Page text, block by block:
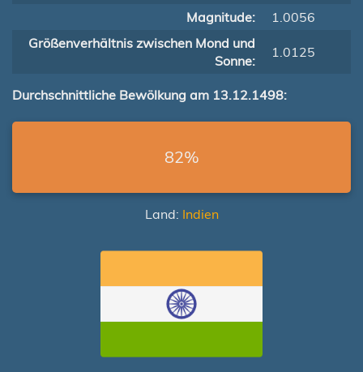
Magnitude:
1.0056
Größenverhältnis zwischen Mond und
Sonne:
1.0125
Durchschnittliche Bewölkung am 13.12.1498:
82%
Land: Indien